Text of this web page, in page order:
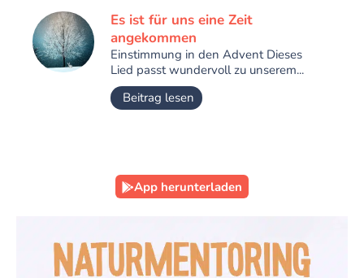
Es ist für uns eine Zeit
angekommen
Einstimmung in den Advent Dieses
Lied passt wundervoll zu unserem...
Beitrag lesen
App herunterladen